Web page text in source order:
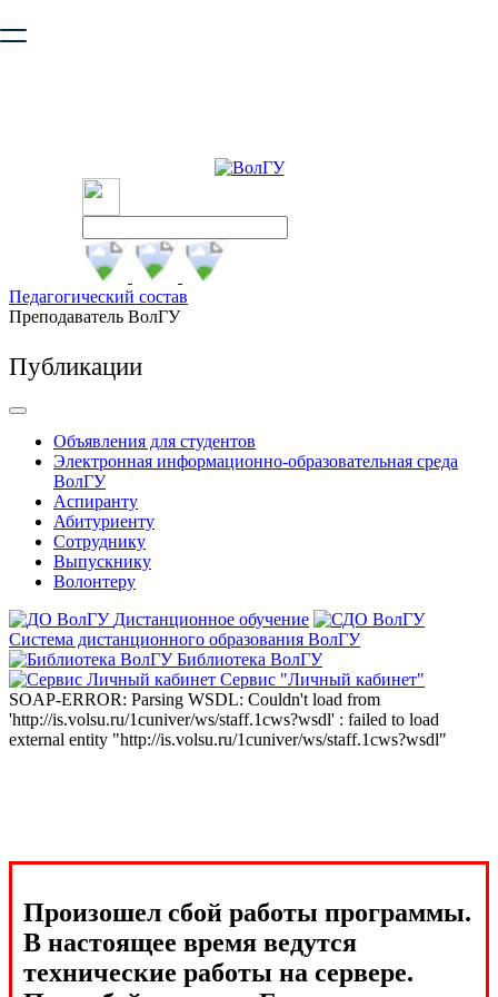
безопасную работу с сайтом. Пожалуйста
Педагогический состав
Преподаватель ВолГУ
Публикации
Объявления для студентов
Электронная информационно-образовательная среда
ВолГУ
Аспиранту
Абитуриенту
Сотруднику
Выпускнику
Волонтеру
Дистанционное обучение
Система дистанционного образования ВолГУ
Библиотека ВолГУ
Сервис "Личный кабинет"
SOAP-ERROR: Parsing WSDL: Couldn't load from
'http://is.volsu.ru/1cuniver/ws/staff.1cws?wsdl' : failed to load
external entity "http://is.volsu.ru/1cuniver/ws/staff.1cws?wsdl"
Произошел сбой работы программы.
В настоящее время ведутся
технические работы на сервере.